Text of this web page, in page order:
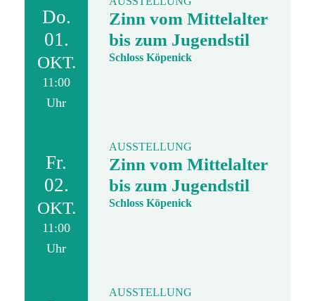
Do.
01.
OKT.
11:00
Uhr
Zinn vom Mittelalter
bis zum Jugendstil
Schloss Köpenick
Fr.
02.
OKT.
11:00
Uhr
AUSSTELLUNG
Zinn vom Mittelalter
bis zum Jugendstil
Schloss Köpenick
AUSSTELLUNG